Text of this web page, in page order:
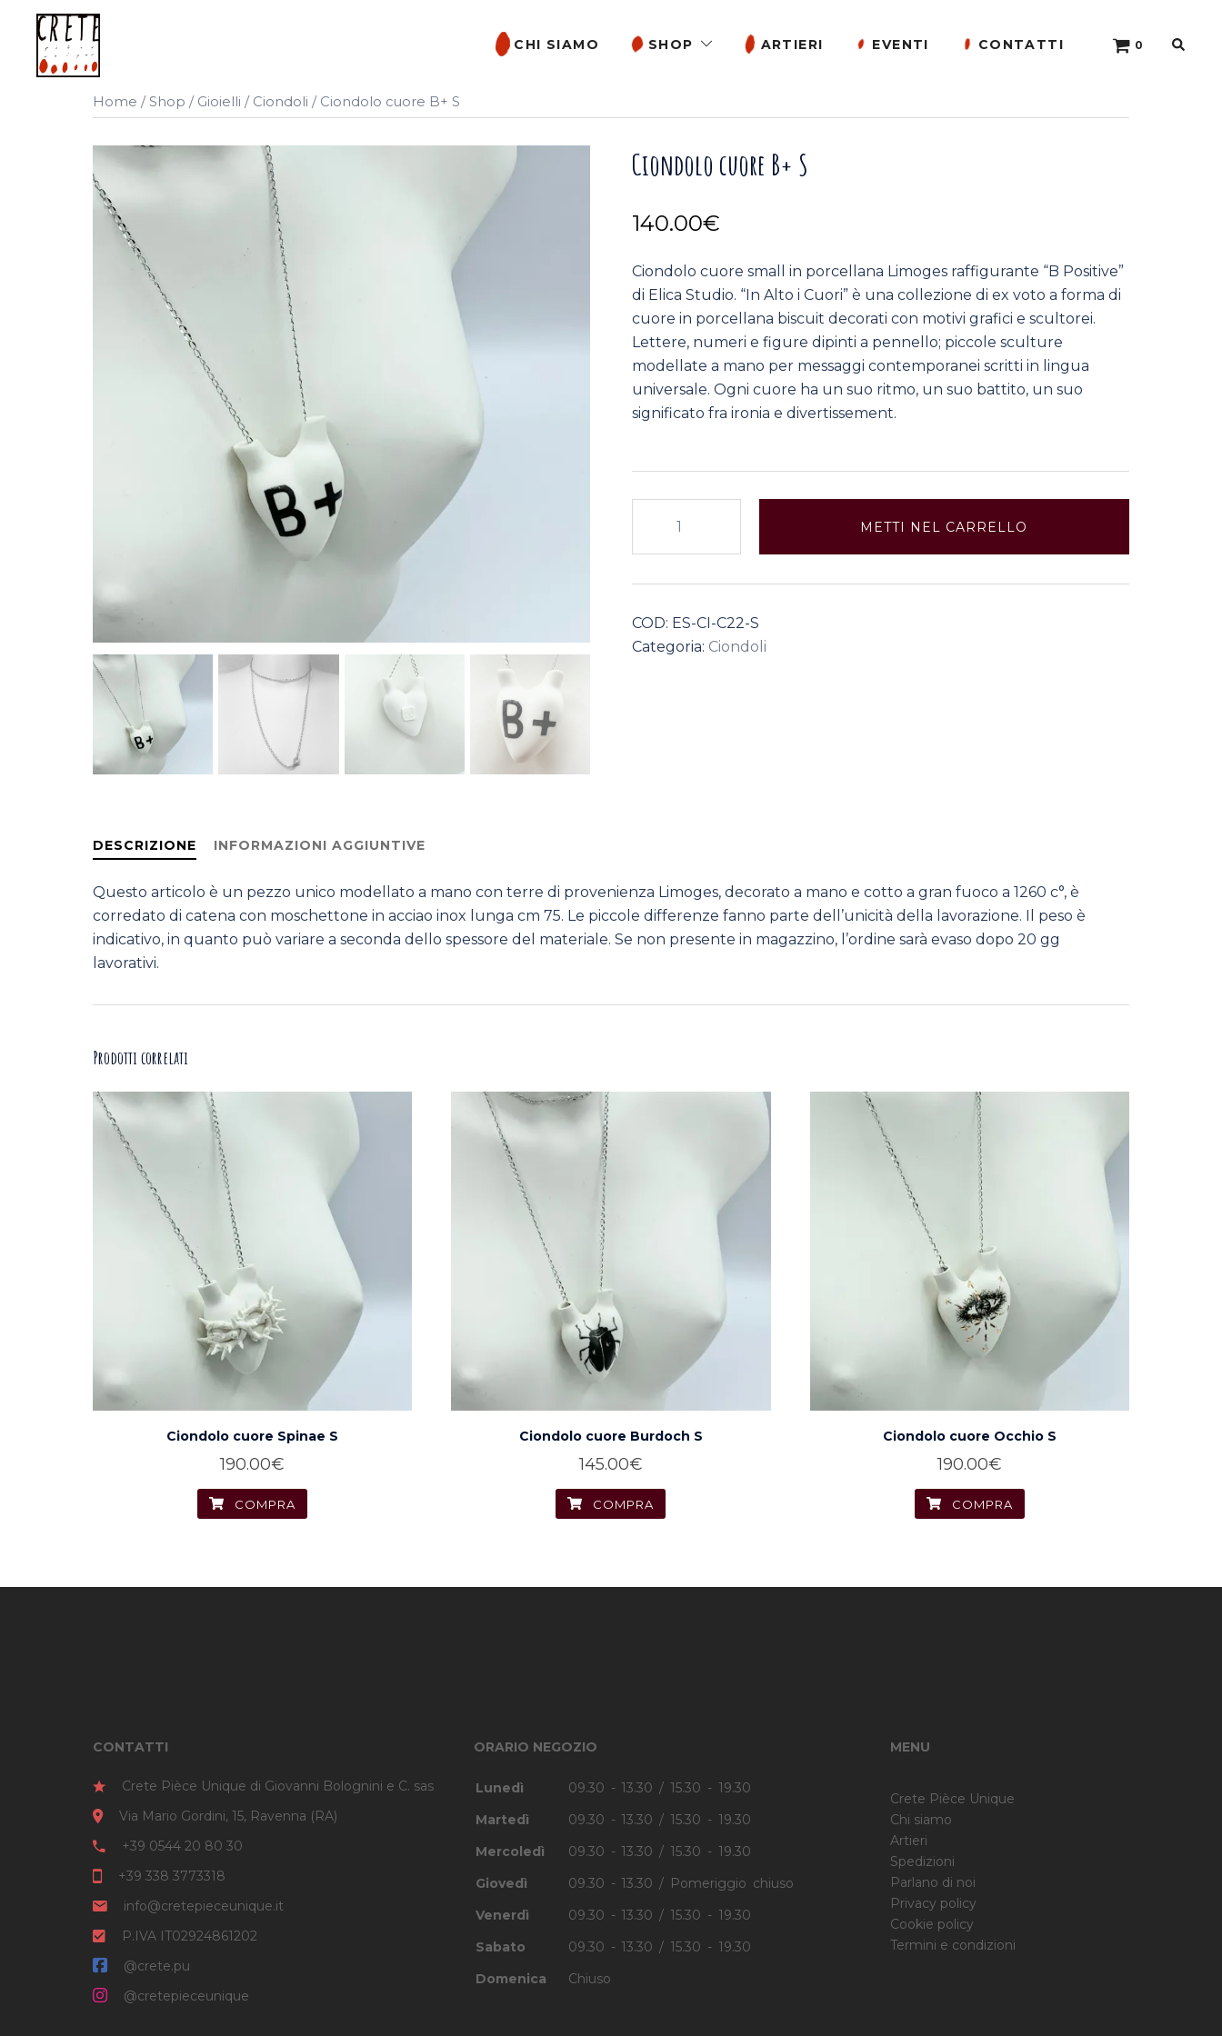
contenuto
CHI SIAMO SHOP ARTIERI EVENTI CONTATTI 0 ELEMENTI
Cerca
Home /Shop / Gioielli / Ciondoli / Ciondolo cuore B+ S
Ciondolo cuore B+ S
140.00€
Ciondolo cuore small in porcellana Limoges raffigurante “B Positive”
di Elica Studio. “In Alto i Cuori” è una collezione di ex voto a forma di
cuore in porcellana biscuit decorati con motivi grafici e scultorei.
Lettere, numeri e figure dipinti a pennello; piccole sculture
modellate a mano per messaggi contemporanei scritti in lingua
universale. Ogni cuore ha un suo ritmo, un suo battito, un suo
significato fra ironia e divertissement.
B+
S
METTI NEL CARRELLO
COD: ES-CI-C22-S
Categoria: Ciondoli
DESCRIZIONE INFORMAZIONI AGGIUNTIVE
Questo articolo è un pezzo unico modellato a mano con terre di provenienza Limoges, decorato a mano e cotto a gran fuoco a 1260 c°, è
corredato di catena con moschettone in acciao inox lunga cm 75. Le piccole differenze fanno parte dell’unicità della lavorazione. Il peso è
indicativo, in quanto può variare a seconda dello spessore del materiale. Se non presente in magazzino, l’ordine sarà evaso dopo 20 gg
lavorativi.
Prodotti correlati
Ciondolo cuore Spinae S
190.00€
COMPRA
Ciondolo cuore Burdoch S
145.00€
COMPRA
Ciondolo cuore Occhio S
190.00€
COMPRA
CONTATTI
Crete Pièce Unique di Giovanni Bolognini e C. sas
Via Mario Gordini, 15, Ravenna (RA)
+39 0544 20 80 30
+39 338 3773318
info@cretepieceunique.it
P.IVA IT02924861202
@crete.pu
@cretepieceunique
ORARIO NEGOZIO
Lunedì
09.30 - 13.30 / 15.30 - 19.30
Martedì
09.30 - 13.30 / 15.30 - 19.30
Mercoledì
09.30 - 13.30 / 15.30 - 19.30
Giovedì
09.30 - 13.30 / Pomeriggio chiuso
Venerdì
09.30 - 13.30 / 15.30 - 19.30
Sabato
09.30 - 13.30 / 15.30 - 19.30
Domenica
Chiuso
MENU
Crete Pièce Unique
Chi siamo
Artieri
Spedizioni
Parlano di noi
Privacy policy
Cookie policy
Termini e condizioni